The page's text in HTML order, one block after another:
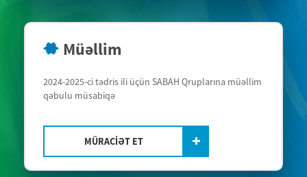
Müəllim
2024-2025-ci tədris ili üçün SABAH Qruplarına müəllim
qəbulu müsabiqə
MÜRACİƏT ET